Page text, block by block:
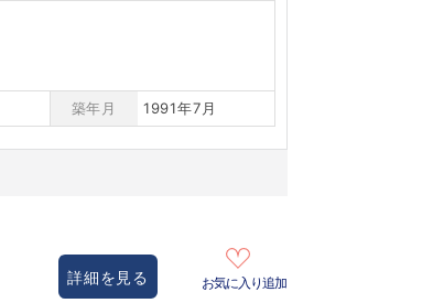
築年月 1991年7月
詳細を見る お気に入り追加